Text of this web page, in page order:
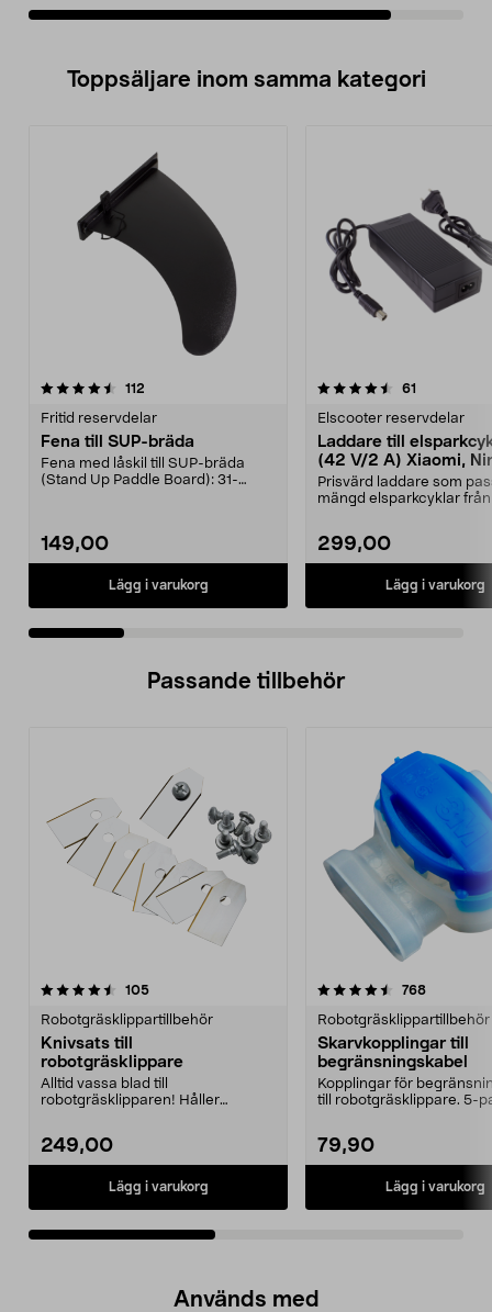
Toppsäljare inom samma kategori
112
Fritid reservdelar
Fena till SUP-bräda
Fena med låskil till SUP-bräda
(Stand Up Paddle Board): 31-
149,00
Lägg i varukorg
4.5 av 5 stjärnor 61
Elscooter reservdelar
Laddare till
(42 V/2 A) Xiaomi,
E-Way m.fl.
Prisvärd laddare som
mängd elsparkcyklar från
299,00
Lägg i varukorg
4.5 av 5 stjärnor
Passande tillbehör
105recensioner
Robotgräsklippartillbehör
Knivsats till
robotgräsklippare
Alltid vassa blad till
robotgräsklipparen! Håller
249,00
Lägg i varukorg
4.5av 5 stjärnor 768
Robotgräsklippartillbehör
Skarvkopplingar till
begränsningskabel
Kopplingar för
till robotgräsklippare. 5-
79,90
Lägg i varukorg
3.0av 5 stjärnor
Används med